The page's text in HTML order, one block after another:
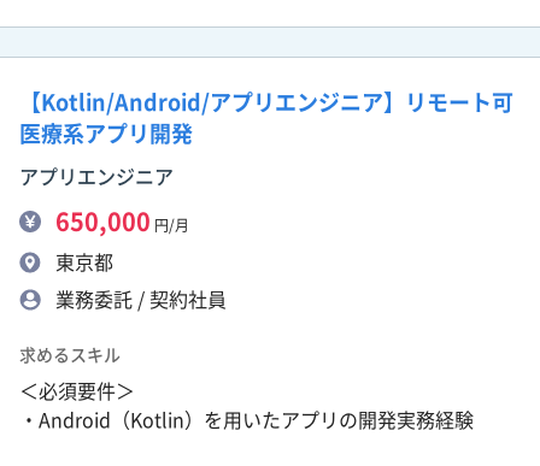
【Kotlin/Android/アプリエンジニア】リモート可
医療系アプリ開発
アプリエンジニア
650,000 円/月
東京都
業務委託 / 契約社員
求めるスキル
＜必須要件＞
・Android（Kotlin）を用いたアプリの開発実務経験